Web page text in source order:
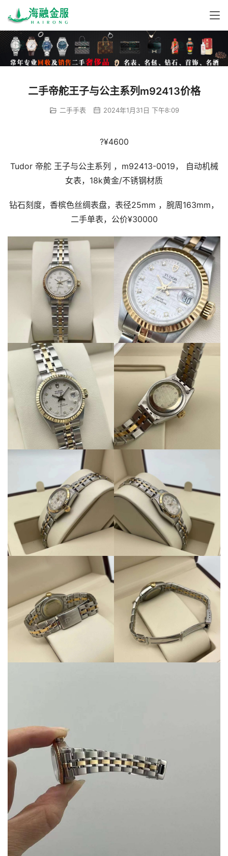
二手帝舵王子与公主系列m92413价格
二手手表 2024年1月31日 下午8:09
?¥4600
Tudor 帝舵 王子与公主系列 ，m92413-0019， 自动机械
女表，18k黄金/不锈钢材质
钻石刻度，香槟色丝绸表盘，表径25mm ，腕周163mm，
二手单表，公价¥30000